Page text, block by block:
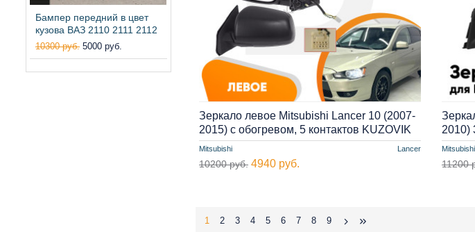
Бампер передний в цвет
кузова ВАЗ 2110 2111 2112
10300 руб. 5000 руб.
Mitsubishi Lancer
Зеркало левое Mitsubishi Lancer 10 (2007-
2015) с обогревом, 5 контактов KUZOVIK
10200 руб. 4940 руб.
Mitsubishi
2010)
11200
1 2 3 4 5 6 7 8 9